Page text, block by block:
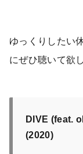
ゆっくりしたい
にぜひ聴いて欲
DIVE (feat.
(2020)